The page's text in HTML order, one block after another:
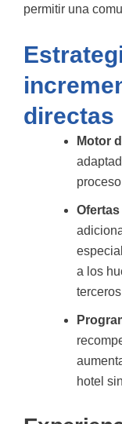
permitir una
directas
Motor
a los
hotel